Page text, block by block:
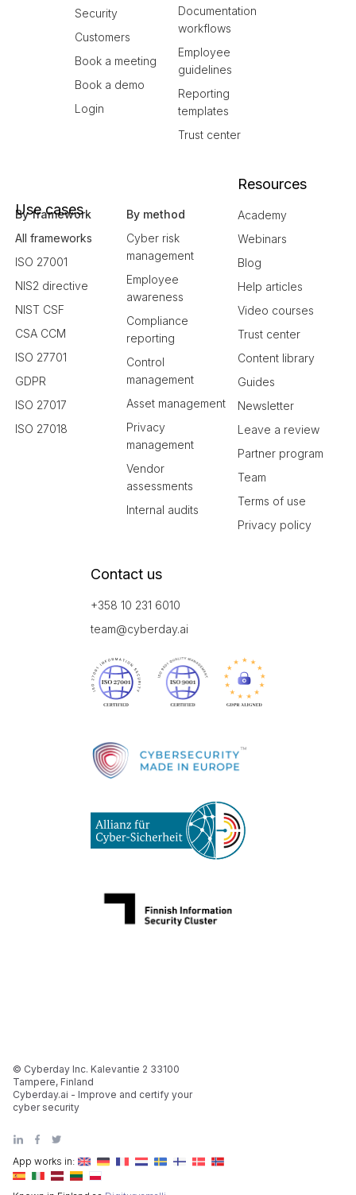
Security
Customers
Book a meeting
Book a demo
Login
Documentation
workflows
Employee
guidelines
Reporting
templates
Trust center
Use cases
By framework
All frameworks
ISO 27001
NIS2 directive
NIST CSF
CSA CCM
ISO 27701
GDPR
ISO 27017
ISO 27018
By method
Cyber risk
management
Employee
awareness
Compliance
reporting
Control
management
Asset management
Privacy
management
Vendor
assessments
Internal audits
Resources
Academy
Webinars
Blog
Help articles
Video courses
Trust center
Content library
Guides
Newsletter
Leave a review
Partner program
Team
Terms of use
Privacy policy
Contact us
+358 10 231 6010
team@cyberday.ai
App works in:
© Cyberday Inc. Kalevantie 2 33100
Tampere, Finland
Cyberday.ai - Improve and certify your
cyber security